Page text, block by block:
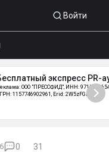
Войти
экспресс PR-
ООО "ПРЕССФИД", ИНН:
1157746902961, Erid: 2W5zFGDycPz
0 31